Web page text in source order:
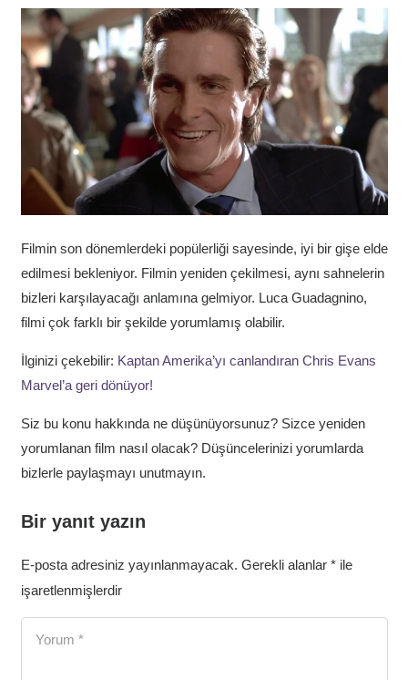
Filmin son dönemlerdeki popülerliği sayesinde, iyi bir gişe elde
edilmesi bekleniyor. Filmin yeniden çekilmesi, aynı sahnelerin
bizleri karşılayacağı anlamına gelmiyor. Luca Guadagnino,
filmi çok farklı bir şekilde yorumlamış olabilir.
İlginizi çekebilir: Kaptan Amerika’yı canlandıran Chris Evans
Marvel’a geri dönüyor!
Siz bu konu hakkında ne düşünüyorsunuz? Sizce yeniden
yorumlanan film nasıl olacak? Düşüncelerinizi yorumlarda
bizlerle paylaşmayı unutmayın.
Bir yanıt yazın
E-posta adresiniz yayınlanmayacak. Gerekli alanlar *ile
işaretlenmişlerdir